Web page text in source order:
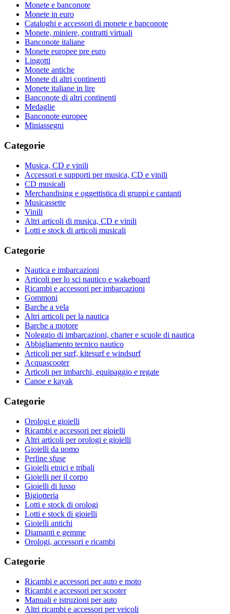
Monete e banconote
Monete in euro
Cataloghi e accessori di monete e banconote
Monete, miniere, contratti virtuali
Banconote italiane
Monete europee pre euro
Lingotti
Monete antiche
Monete di altri continenti
Monete italiane in lire
Banconote di altri continenti
Medaglie
Banconote europee
Miniassegni
Categorie
Musica, CD e vinili
Accessori e supporti per musica, CD e vinili
CD musicali
Merchandising e oggettistica di gruppi e cantanti
Musicassette
Vinili
Altri articoli di musica, CD e vinili
Lotti e stock di articoli musicali
Categorie
Nautica e imbarcazioni
Articoli per lo sci nautico e wakeboard
Ricambi e accessori per imbarcazioni
Gommoni
Barche a vela
Altri articoli per la nautica
Barche a motore
Noleggio di imbarcazioni, charter e scuole di nautica
Abbigliamento tecnico nautico
Articoli per surf, kitesurf e windsurf
Acquascooter
Articoli per imbarchi, equipaggio e regate
Canoe e kayak
Categorie
Orologi e gioielli
Ricambi e accessori per gioielli
Altri articoli per orologi e gioielli
Gioielli da uomo
Perline sfuse
Gioielli etnici e tribali
Gioielli per il corpo
Gioielli di lusso
Bigiotteria
Lotti e stock di orologi
Lotti e stock di gioielli
Gioielli antichi
Diamanti e gemme
Orologi, accessori e ricambi
Categorie
Ricambi e accessori per auto e moto
Ricambi e accessori per scooter
Manuali e istruzioni per auto
Altri ricambi e accessori per veicoli